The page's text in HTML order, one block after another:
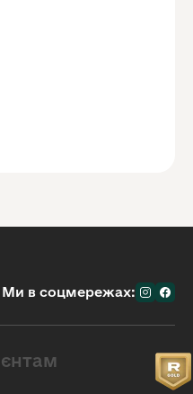
Ми в соцмережах: